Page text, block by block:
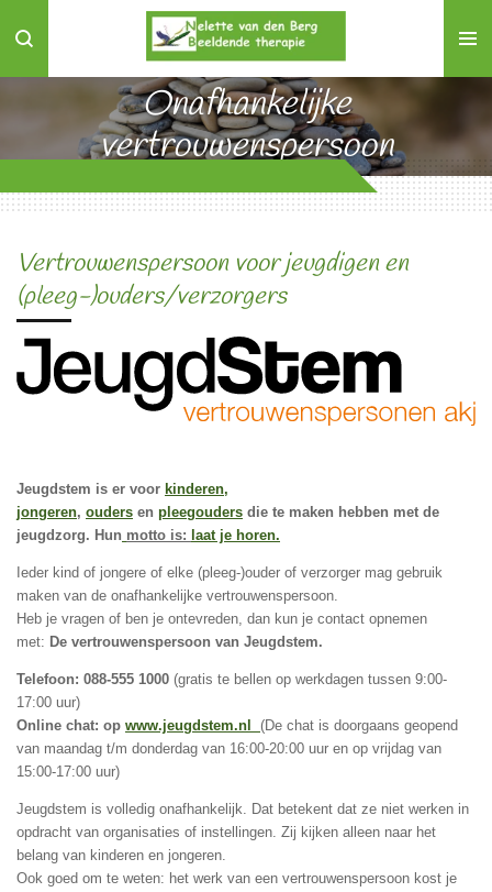
direct
Onafhankelijke
vertrouwenspersoon
Vertrouwenspersoon voor jeugdigen en
(pleeg-)ouders/verzorgers
Jeugdstem is er voor kinderen,
jongeren, ouders en pleegouders die te maken hebben met de
jeugdzorg. Hun motto is: laat je horen.
Ieder kind of jongere of elke (pleeg-)ouder of verzorger mag gebruik
maken van de onafhankelijke vertrouwenspersoon.
Heb je vragen of ben je ontevreden, dan kun je contact opnemen
met: De vertrouwenspersoon van Jeugdstem.
Telefoon: 088-555 1000 (gratis te bellen op werkdagen tussen 9:00-
17:00 uur)
Online chat: op www.jeugdstem.nl (De chat is doorgaans geopend
van maandag t/m donderdag van 16:00-20:00 uur en op vrijdag van
15:00-17:00 uur)
Jeugdstem is volledig onafhankelijk. Dat betekent dat ze niet werken in
opdracht van organisaties of instellingen. Zij kijken alleen naar het
belang van kinderen en jongeren.
Ook goed om te weten: het werk van een vertrouwenspersoon kost je